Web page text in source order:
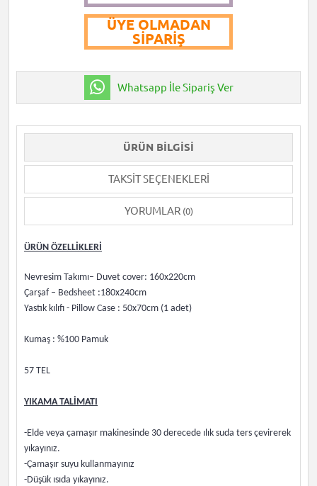
ÜYE OLMADAN
SIPARIŞ
Whatsapp İle Sipariş Ver
ÜRÜN BILGISI
TAKSIT SEÇENEKLERI
YORUMLAR (0)
ÜRÜN ÖZELLİKLERİ
Nevresim Takımı– Duvet cover: 160x220cm
Çarşaf – Bedsheet :180x240cm
Yastık kılıfı - Pillow Case : 50x70cm (1 adet)
Kumaş : %100 Pamuk
57 TEL
YIKAMA TALİMATI
-Elde veya çamaşır makinesinde 30 derecede ılık suda ters çevirerek
yıkayınız.
-Çamaşır suyu kullanmayınız
-Düşük ısıda yıkayınız.